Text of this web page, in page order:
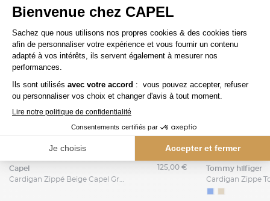
capel
Cardigan Zippé Beige Capel Grande Taille
125,00 € tommy hilfiger